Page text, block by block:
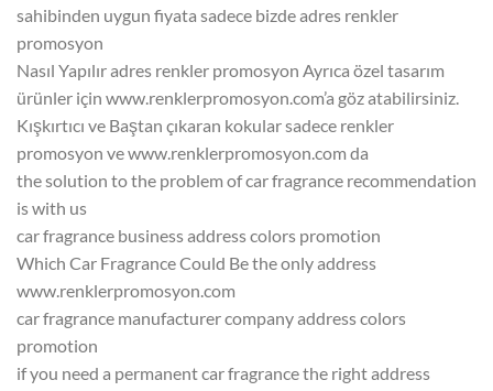
sahibinden uygun fiyata sadece bizde adres renkler
promosyon
Nasıl Yapılır adres renkler promosyon Ayrıca özel tasarım
ürünler için www.renklerpromosyon.com’a göz atabilirsiniz.
Kışkırtıcı ve Baştan çıkaran kokular sadece renkler
promosyon ve www.renklerpromosyon.com da
the solution to the problem of car fragrance recommendation
is with us
car fragrance business address colors promotion
Which Car Fragrance Could Be the only address
www.renklerpromosyon.com
car fragrance manufacturer company address colors
promotion
if you need a permanent car fragrance the right address